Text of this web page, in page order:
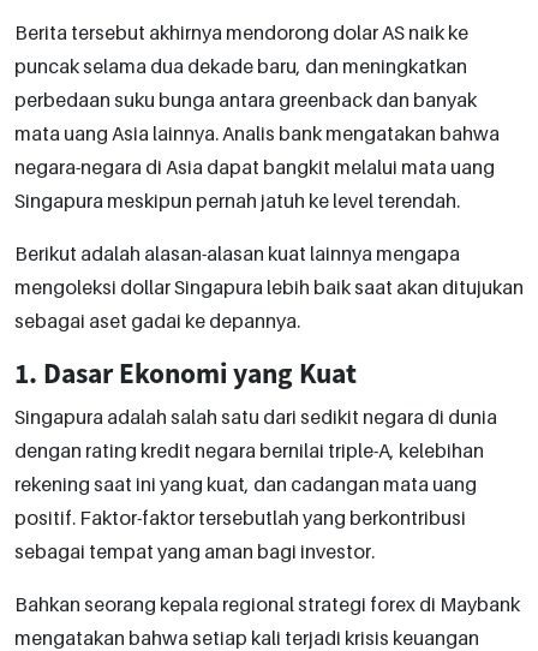
Berita tersebut akhirnya mendorong dolar AS naik ke
puncak selama dua dekade baru, dan meningkatkan
perbedaan suku bunga antara greenback dan banyak
mata uang Asia lainnya. Analis bank mengatakan bahwa
negara-negara di Asia dapat bangkit melalui mata uang
Singapura meskipun pernah jatuh ke level terendah.
Berikut adalah alasan-alasan kuat lainnya mengapa
mengoleksi dollar Singapura lebih baik saat akan ditujukan
sebagai aset gadai ke depannya.
1. Dasar Ekonomi yang Kuat
Singapura adalah salah satu dari sedikit negara di dunia
dengan rating kredit negara bernilai triple-A, kelebihan
rekening saat ini yang kuat, dan cadangan mata uang
positif. Faktor-faktor tersebutlah yang berkontribusi
sebagai tempat yang aman bagi investor.
Bahkan seorang kepala regional strategi forex di Maybank
mengatakan bahwa setiap kali terjadi krisis keuangan